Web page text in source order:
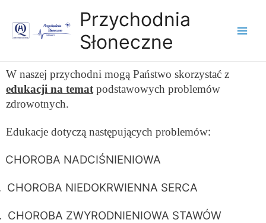
Przychodnia
Słoneczne
W naszej przychodni mogą Państwo skorzystać z
edukacji na tematpodstawowych problemów
zdrowotnych.
Edukacje dotyczą następujących problemów:
CHOROBA NADCIŚNIENIOWA
CHOROBA NIEDOKRWIENNA SERCA
CHOROBA ZWYRODNIENIOWA STAWÓW